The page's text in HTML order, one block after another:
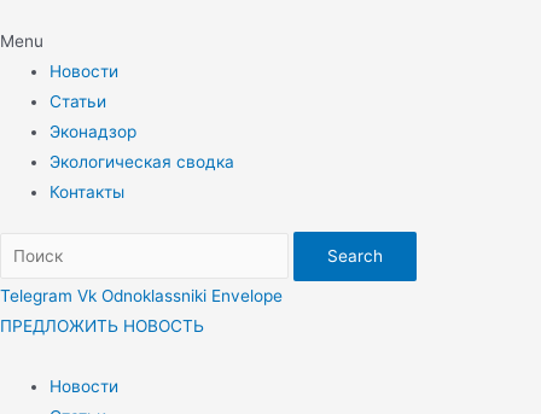
Menu
Новости
Статьи
Эконадзор
Экологическая сводка
Контакты
Search
Telegram Vk Odnoklassniki Envelope
ПРЕДЛОЖИТЬ НОВОСТЬ
Новости